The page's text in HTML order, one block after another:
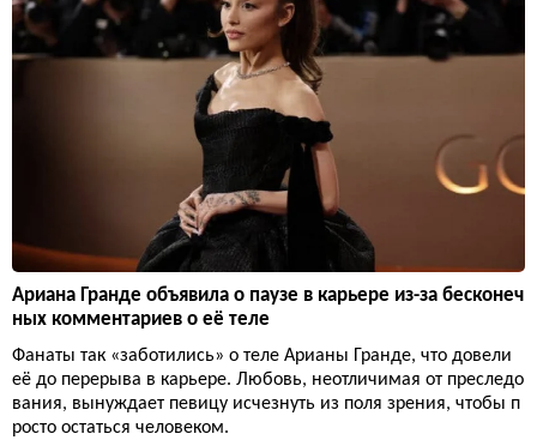
Ариана Гранде объявила о паузе в карьере из-за бесконеч
ных комментариев о её теле
Фанаты так «заботились» о теле Арианы Гранде, что довели
её до перерыва в карьере. Любовь, неотличимая от преследо
вания, вынуждает певицу исчезнуть из поля зрения, чтобы п
росто остаться человеком.